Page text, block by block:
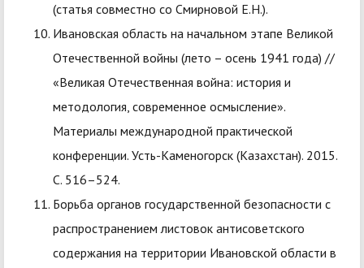
(статья совместно со Смирновой Е.Н.).
Ивановская область на начальном этапе Великой
Отечественной войны (лето – осень 1941 года) //
«Великая Отечественная война: история и
методология, современное осмысление».
Материалы международной практической
конференции. Усть-Каменогорск (Казахстан). 2015.
С. 516–524.
Борьба органов государственной безопасности с
распространением листовок антисоветского
содержания на территории Ивановской области в